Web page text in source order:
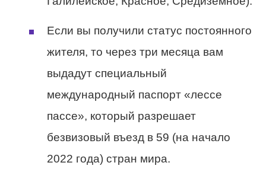
Если вы получили статус постоянного
жителя, то через три месяца вам
выдадут специальный
международный паспорт «лессе
пассе», который разрешает
безвизовый въезд в 59 (на начало
2022 года) стран мира.